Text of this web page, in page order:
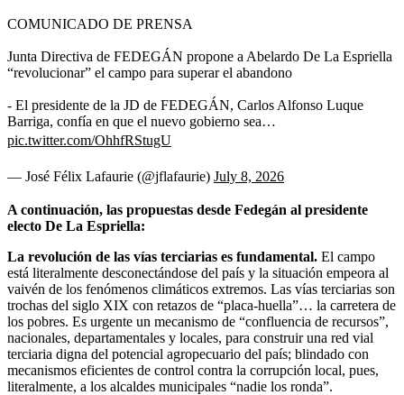
COMUNICADO DE PRENSA
Junta Directiva de FEDEGÁN propone a Abelardo De La Espriella
“revolucionar” el campo para superar el abandono
- El presidente de la JD de FEDEGÁN, Carlos Alfonso Luque
Barriga, confía en que el nuevo gobierno sea…
pic.twitter.com/OhhfRStugU
— José Félix Lafaurie (@jflafaurie) July 8, 2026
A continuación, las propuestas desde Fedegán al presidente
electo De La Espriella:
La revolución de las vías terciarias es fundamental. El campo
está literalmente desconectándose del país y la situación empeora al
vaivén de los fenómenos climáticos extremos. Las vías terciarias son
trochas del siglo XIX con retazos de “placa-huella”… la carretera de
los pobres. Es urgente un mecanismo de “confluencia de recursos”,
nacionales, departamentales y locales, para construir una red vial
terciaria digna del potencial agropecuario del país; blindado con
mecanismos eficientes de control contra la corrupción local, pues,
literalmente, a los alcaldes municipales “nadie los ronda”.